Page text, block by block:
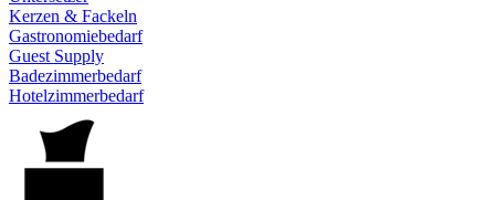
Kerzen & Fackeln
Gastronomiebedarf
Guest Supply
Badezimmerbedarf
Hotelzimmerbedarf